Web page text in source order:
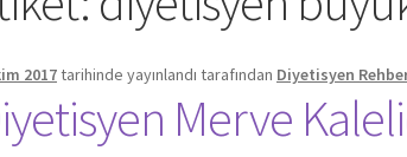
2017tarihinde yayınlandı tarafından Diyetisyen
Merve